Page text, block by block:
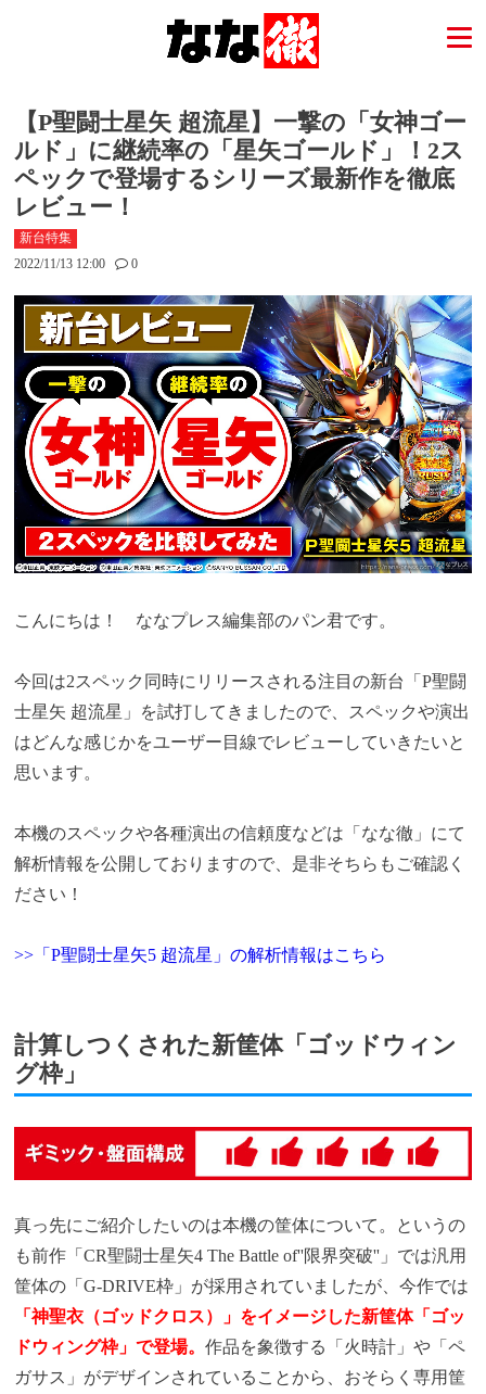
【P聖闘士星矢 超流星】一撃の「女神ゴー
ルド」に継続率の「星矢ゴールド」！2ス
ペックで登場するシリーズ最新作を徹底
レビュー！
新台特集
2022/11/13 12:00
0
こんにちは！ ななプレス編集部のパン君です。
今回は2スペック同時にリリースされる注目の新台「P聖闘
士星矢 超流星」を試打してきましたので 、スペックや演出
はどんな感じかをユーザー目線でレビューしていきたいと
思います。
本機のスペックや各種演出の信頼度などは「なな徹」にて
解析情報を公開しておりますので、是非そちらもご確認く
ださい！
>>「P聖闘士星矢5 超流星」の解析情報はこちら
計算しつくされた新筐体「ゴッドウィン
グ枠」
真っ先にご紹介したいのは本機の筐体について。というの
も前作「CR聖闘士星矢4 The Battle of''限界突破''」では汎用
筐体の「G-DRIVE枠」が採用されていましたが、今作では
「神聖衣（ゴッドクロス）」をイメージした新筐体「ゴッ
ドウィング枠」で登場。作品を象徴する「火時計」や「ペ
ガサス」がデザインされていることから、おそらく専用筐